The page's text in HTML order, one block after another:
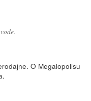
O Megalopolisu